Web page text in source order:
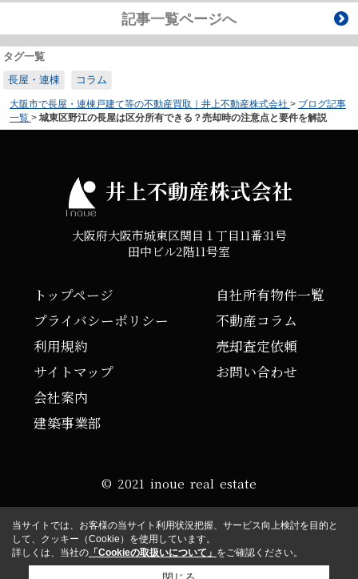
記事一覧ページへ
タグ一覧
長屋・連棟
コラム
大阪市で長屋・連棟戸建て等の不動産買取｜井上不動産株式会社 > ブログ記事
一覧 > 城東区野江の長屋は区分所有できる？売却時の注意点と要件を解説
井上不動産株式会社
大阪府大阪市城東区関目１丁目11番31号
田中ビル2階11号室
トップページ
プライバシーポリシー
利用規約
サイトマップ
会社案内
建築事業部
自社所有物件一覧
不動産コラム
売却査定依頼
お問い合わせ
© 2021 inoue real estate
当サイトでは、お客様の当サイト利用状況把握、サービス向上検討を目的と
して、クッキー（Cookie）を使用しています。
詳しくは、当社の 「Cookieの取扱いについて」 をご確認ください。